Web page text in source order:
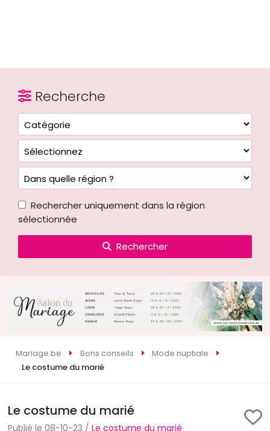
Recherche
Rechercher uniquement dans la région
sélectionnée
Rechercher
Mariage.be Bons conseils
Mode nuptiale
Le costume du marié
Le costume du marié
Publié le 08-10-23 /Le costume du marié